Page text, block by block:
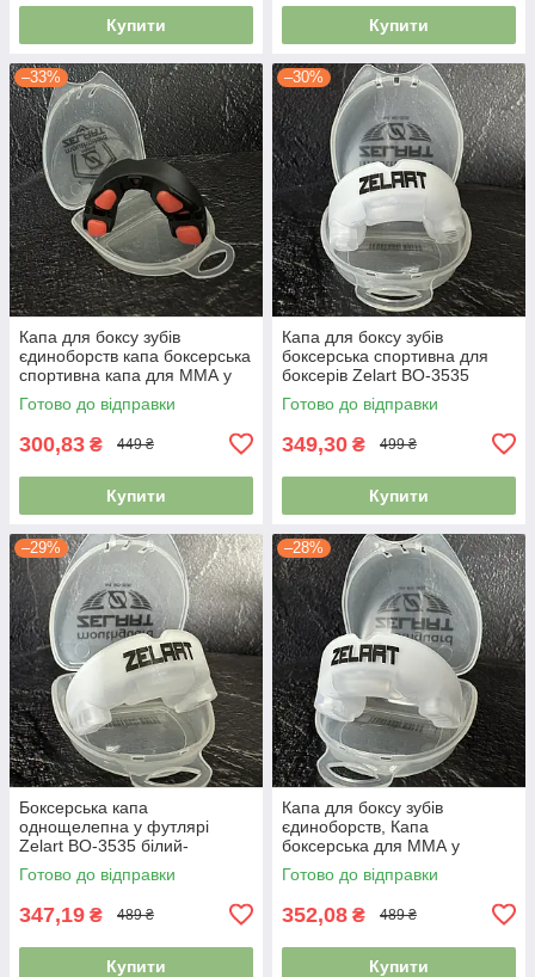
Купити Купити
–33%
Капа для боксу зубів
єдиноборств капа боксерська
спортивна капа для ММА у
футлярі BO-0062 чорний-
помаранчевий
Готово до відправки
300,83 ₴ 449 ₴
Купити
–30%
Капа для боксу зубів
боксерська спортивна для
боксерів Zelart BO-3535
білий-прозорий
Готово до відправки
349,30 ₴ 499 ₴
Купити
–29%
Боксерська капа
однощелепна у футлярі
Zelart BO-3535 білий-
прозорий
Готово до відправки
347,19 ₴ 489 ₴
Купити
–28%
Капа для боксу зубів
єдиноборств, Капа
боксерська для ММА у
футлярі Zelart BO-3535
білий-прозорий
Готово до відправки
352,08 ₴ 489 ₴
Купити